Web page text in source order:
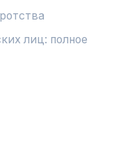
лиц: полное